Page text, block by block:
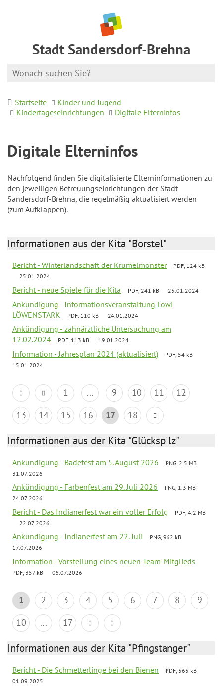
Stadt Sandersdorf-Brehna
Startseite
Kinder und Jugend
Kindertageseinrichtungen
Digitale Elterninfos
Digitale Elterninfos
Nachfolgend finden Sie digitalisierte Elterninformationen zu
den jeweiligen Betreuungseinrichtungen der Stadt
Sandersdorf-Brehna, die regelmäßig aktualisiert werden
(zum Aufklappen).
Informationen aus der Kita "Borstel"
Bericht - Winterlandschaft der Krümelmonster
PDF, 124 kB
25.01.2024
Bericht - neue Spiele für die Kita PDF, 241 kB 25.01.2024
Ankündigung - Informationsveranstaltung Löwi
LÖWENSTARK
PDF, 110 kB 24.01.2024
Ankündigung - zahnärztliche Untersuchung am
12.02.2024
PDF, 113 kB 19.01.2024
Information - Jahresplan 2024 (aktualisiert)
PDF, 54 kB
15.01.2024
1 ... 9 10 11
12
13
14 15 16 17 18
Informationen aus der Kita "Glückspilz"
Ankündigung - Badefest am 5. August 2026
PNG, 2.5 MB
31.07.2026
Ankündigung - Farbenfest am 29. Juli 2026
PNG, 1.3 MB
24.07.2026
Bericht - Das Indianerfest war ein voller Erfolg
PDF, 4.2 MB
22.07.2026
Ankündigung - Indianerfest am 22. Juli
PNG, 962 kB
17.07.2026
Information - Vorstellung eines neuen Team-Mitglieds
PDF, 357 kB 06.07.2026
1 2 3 4 5 6 7 8
9
10
... 17
Informationen aus der Kita "Pfingstanger"
Bericht - Die Schmetterlinge bei den Bienen
PDF, 565 kB
01.09.2025